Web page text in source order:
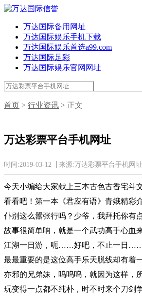
万达国际备用网址
万达国际娱乐手机下载
万达国际娱乐首选a99.com
万达国际足彩
万达国际娱乐官网网址
首页 > 行业资讯 > 正文
万达彩票平台手机网址
时间:2019-03-12 来源:万达彩票平台手机网址
今天小编给大家献上三本古色古香宅斗
看看吧！第一本《君应有语》青娥精彩
仆别这么嚣张行吗？少爷，我拜托你有
故事很简单呐，就是一个武功高手心血
江湖一日游，呃……好吧，不止一日……
最最重要的是这位高手乐天脱线却有着
亦邪的兄弟妹，呜呜呜，就因为这样，
玩变得一点都不纯朴，时不时来个刀剑